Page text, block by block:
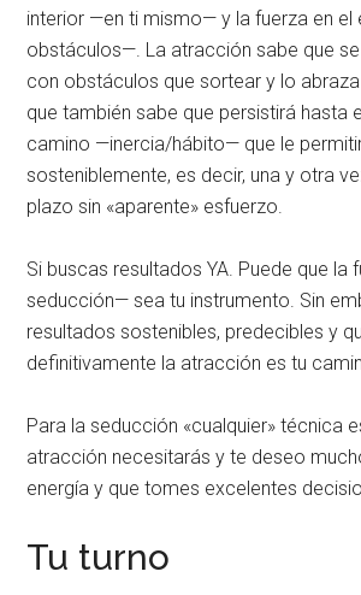
interior —en ti mismo— y la fuerza en el
obstáculos—. La atracción sabe que
con obstáculos que sortear y lo
que también sabe que persistirá hasta
camino —inercia/hábito— que le
sosteniblemente, es decir, una y otra
plazo sin «aparente» esfuerzo.
Si buscas resultados YA. Puede que la
seducción— sea tu instrumento. Sin
resultados sostenibles, predecibles y
definitivamente la atracción es tu
Para la seducción «cualquier» técnica
atracción necesitarás y te deseo
energía y que tomes excelentes
Tu turno